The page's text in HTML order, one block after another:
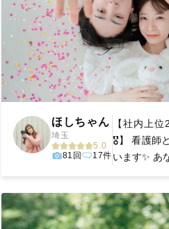
ほしちゃん
埼玉
5.0
81回
17件
【社内上
🎖️】 看護師
います✨ あ